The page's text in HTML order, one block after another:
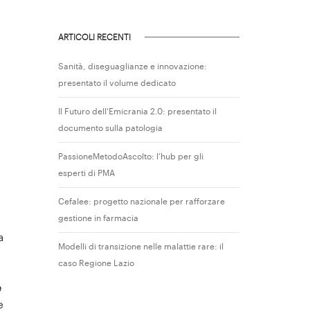
ARTICOLI RECENTI
Sanità, diseguaglianze e innovazione:
presentato il volume dedicato
Il Futuro dell’Emicrania 2.0: presentato il
documento sulla patologia
PassioneMetodoAscolto: l’hub per gli
esperti di PMA
Cefalee: progetto nazionale per rafforzare
gestione in farmacia
Modelli di transizione nelle malattie rare: il
caso Regione Lazio